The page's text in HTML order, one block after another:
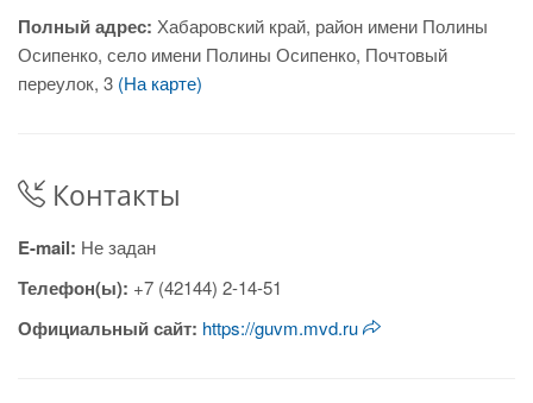
Полный адрес: Хабаровский край, район имени Полины
Осипенко, село имени Полины Осипенко, Почтовый
переулок, 3 (На карте)
Контакты
E-mail: Не задан
Телефон(ы): +7 (42144) 2-14-51
Официальный сайт: https://guvm.mvd.ru